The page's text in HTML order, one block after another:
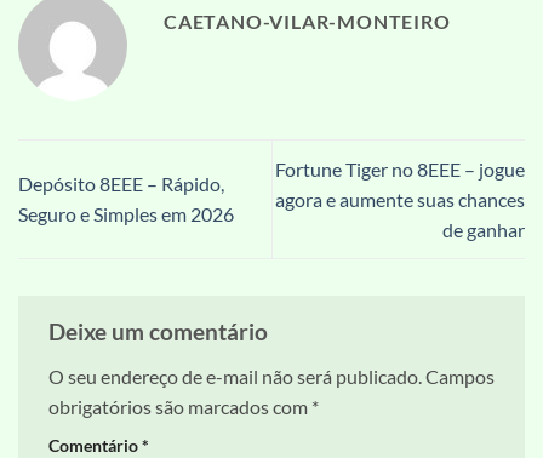
CAETANO-VILAR-MONTEIRO
Depósito 8EEE – Rápido,
Seguro e Simples em 2026
Fortune Tiger no 8EEE – jogue
agora e aumente suas chances
de ganhar
Deixe um comentário
O seu endereço de e-mail não será publicado.Campos
obrigatórios são marcados com *
Comentário*